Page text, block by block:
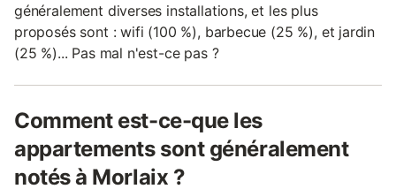
généralement diverses installations, et les plus
proposés sont : wifi (100 %), barbecue (25 %), et jardin
(25 %)... Pas mal n'est-ce pas ?
Comment est-ce-que les
appartements sont généralement
notés à Morlaix ?